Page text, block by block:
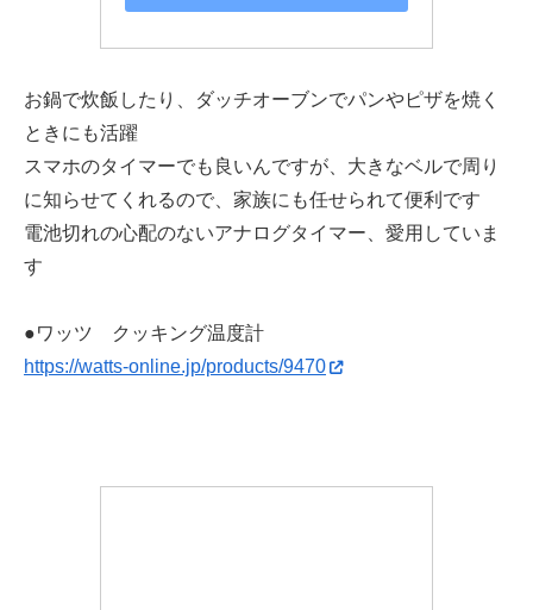
お鍋で炊飯したり、ダッチオーブンでパンやピザを焼く
ときにも活躍
スマホのタイマーでも良いんですが、大きなベルで周り
に知らせてくれるので、家族にも任せられて便利です
電池切れの心配のないアナログタイマー、愛用していま
す
●ワッツ クッキング温度計
https://watts-online.jp/products/9470